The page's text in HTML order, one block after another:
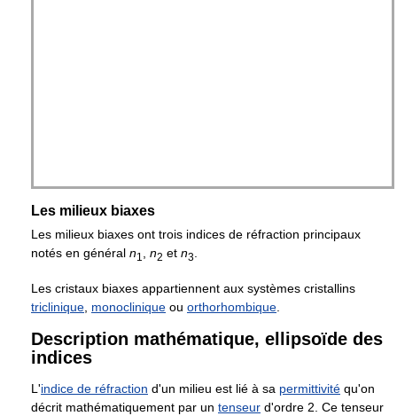
Les milieux biaxes
Les milieux biaxes ont trois indices de réfraction principaux
notés en général n1 , n2 et n3.
Les cristaux biaxes appartiennent aux systèmes cristallins
triclinique monoclinique ou orthorhombique
Description mathématique, ellipsoïde des
indices
L'indice de réfraction d'un milieu est lié à sa permittivité qu'on
décrit mathématiquement par un tenseur d'ordre 2. Ce tenseur